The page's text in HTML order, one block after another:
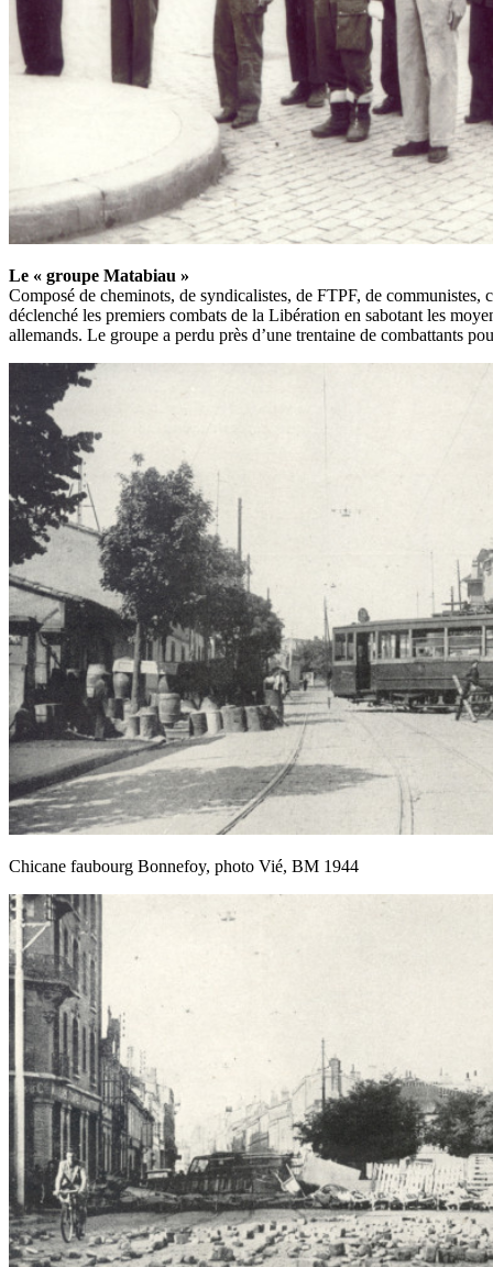
Le « groupe Matabiau »
Composé de cheminots, de syndicalistes, de FTPF, de communistes,
déclenché les premiers combats de la Libération en sabotant les
allemands. Le groupe a perdu près d’une trentaine de combattants
Chicane faubourg Bonnefoy, photo Vié, BM 1944